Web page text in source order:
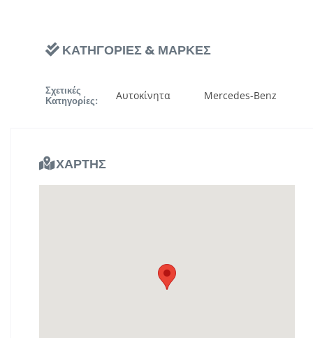
ΚΑΤΗΓΟΡΙΕΣ & ΜΑΡΚΕΣ
Σχετικές
Κατηγορίες: Αυτοκίνητα Mercedes-Benz
ΧΑΡΤΗΣ